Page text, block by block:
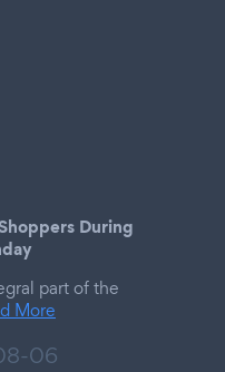
During
part of the
More
06